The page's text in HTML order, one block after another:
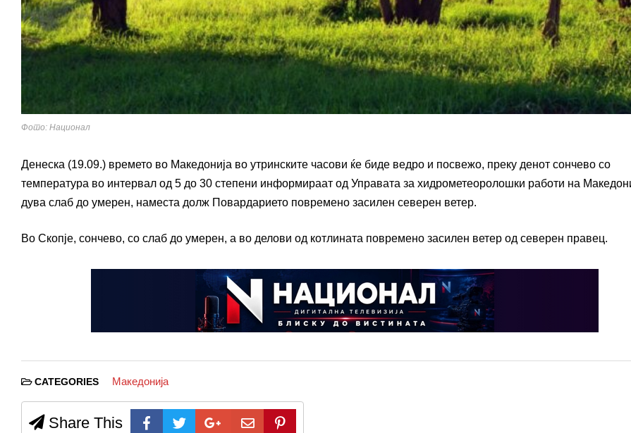
Фото: Национал
Денеска (19.09.) времето во Македонија во утринските часови ќе биде ведро и посвежо, преку денот сончево со
температура во интервал од 5 до 30 степени информираат од Управата за хидрометеоролошки работи на
дува слаб до умерен, наместа долж Повардарието повремено засилен северен ветер.
Во Скопје, сончево, со слаб до умерен, а во делови од котлината повремено засилен ветер од северен правец.
CATEGORIES Македонија
Share This